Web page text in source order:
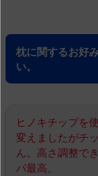
枕に関するお好
い。
ヒノキチップを
変えましたがチ
ん。高さ調整で
パ最高。